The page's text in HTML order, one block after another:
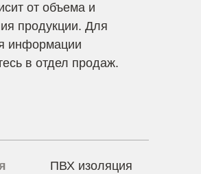
от объема и
продукции. Для
информации
в отдел продаж.
ПВХ изоляция